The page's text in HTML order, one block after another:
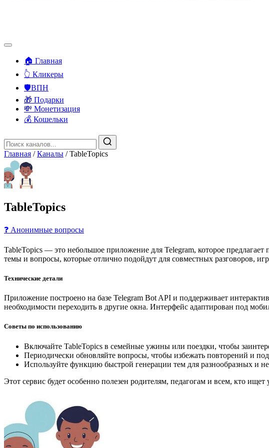
🏠 Главная
👆 Кликеры
🛡️ВПН
🎁 Подарки
💸 Монетизация
💰 Кошельки
Главная / Каналы / TableTopics
TableTopics
❓ Анонимные вопросы
TableTopics — это небольшое приложение для Telegram, которое
темы и вопросы, которые отлично подойдут для совместных разговоров,
Технические детали
Приложение построено на базе Telegram Bot API и поддерживает
необходимости переходить в другие окна. Интерфейс адаптирован под
Советы по использованию
Включайте TableTopics в семейные ужины или поездки, чтобы
Периодически обновляйте вопросы, чтобы избежать повторений и
Используйте функцию быстрой генерации тем для разнообразных и
Этот сервис будет особенно полезен родителям, педагогам и всем, кто